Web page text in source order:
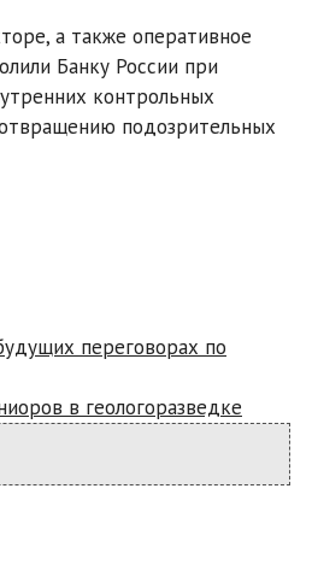
а также оперативное
Банку России при
контрольных
подозрительных
переговорах по
в геологоразведке